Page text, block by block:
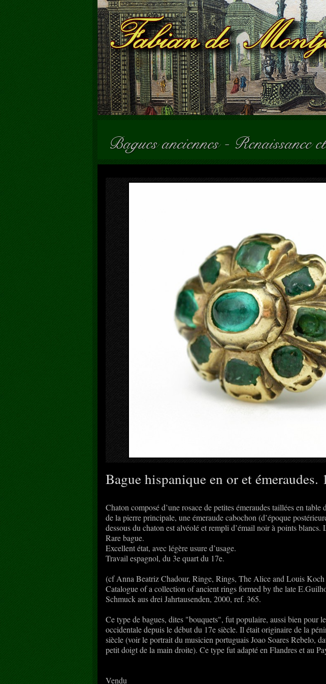
Bagues anciennes -Renaissance
Bague hispanique en or et émeraudes.
Chaton composé d’une rosace de petites émeraudes taillées en
de la pierre principale, une émeraude cabochon (d’époque
dessous du chaton est alvéolé et rempli d’émail noir à points blancs.
Rare bague.
Excellent état, avec légère usure d’usage.
Travail espagnol, du 3e quart du 17e.
(cf Anna Beatriz Chadour, Ringe, Rings, The Alice and Louis
Catalogue of a collection of ancient rings formed by the late
Schmuck aus drei Jahrtausenden, 2000, ref. 365.
Ce type de bagues, dites "bouquets", fut populaire, aussi bien pour
occidentale depuis le début du 17e siècle. Il était originaire de la
siècle (voir le portrait du musicien portuguais Joao Soares Rebelo,
petit doigt de la main droite). Ce type fut adapté en Flandres et au
Vendu